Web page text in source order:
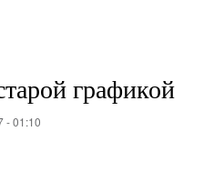
графикой
- 01:10